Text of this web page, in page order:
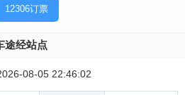
12306订票
途经站点
08-05 22:46:02